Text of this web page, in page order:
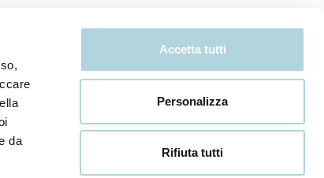
da
Accetta tutti
Personalizza
Rifiuta tutti